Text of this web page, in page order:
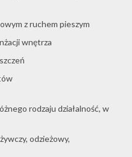
z ruchem pieszym
wnętrza
rodzaju działalność, w
odzieżowy,